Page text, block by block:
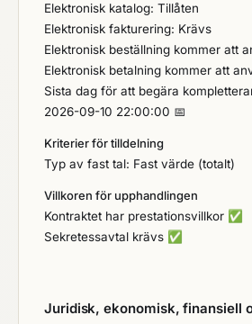
Elektronisk katalog: Tillåten
Elektronisk fakturering: Krävs
Elektronisk beställning kommer att
Elektronisk betalning kommer att
Sista dag för att begära
2026-09-10 22:00:00 📅
Kriterier för tilldelning
Typ av fast tal: Fast värde (totalt)
Villkoren för upphandlingen
Kontraktet har prestationsvillkor ✅
Sekretessavtal krävs ✅
Juridisk, ekonomisk, finansiell